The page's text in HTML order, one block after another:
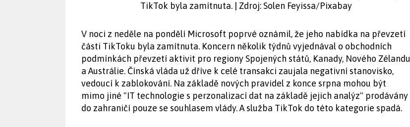
TikTok byla zamítnuta. | Zdroj: Solen Feyissa/Pixabay
V noci z neděle na pondělí Microsoft poprvé oznámil, že jeho nabídka na převzetí
části TikToku byla zamítnuta. Koncern několik týdnů vyjednával o obchodních
podmínkách převzetí aktivit pro regiony Spojených států, Kanady, Nového Zélandu
a Austrálie. Čínská vláda už dříve k celé transakci zaujala negativní stanovisko,
vedoucí k zablokování. Na základě nových pravidel z konce srpna mohou být
mimo jiné "IT technologie s perzonalizací dat na základě jejich analýz" prodávány
do zahraničí pouze se souhlasem vlády. A služba TikTok do této kategorie spadá.